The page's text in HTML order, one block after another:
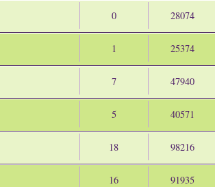
0 28074
1 25374
7 47940
5 40571
18 98216
16 91935